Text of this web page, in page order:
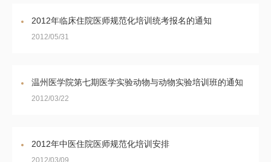
2012年临床住院医师规范化培训统考报名的通知
2012/05/31
温州医学院第七期医学实验动物与动物实验培训班的通知
2012/03/22
2012年中医住院医师规范化培训安排
2012/03/09